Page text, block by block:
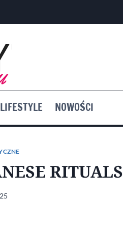
LIFESTYLE NOWOŚCI
RITUALS